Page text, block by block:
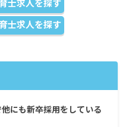
士求人を探す
士求人を探す
にも新卒採用をしている